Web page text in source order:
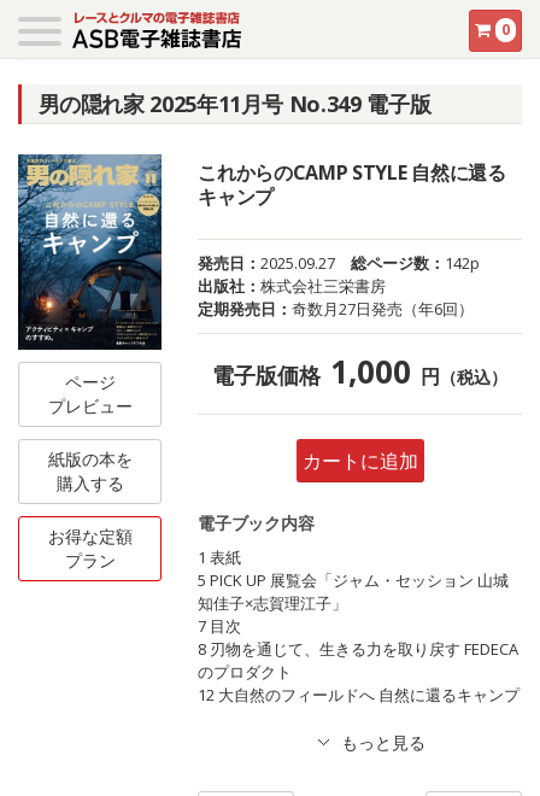
0
男の隠れ家 2025年11月号 No.349 電子版
ページ
プレビュー
紙版の本を
購入する
お得な定額
プラン
これからのCAMP STYLE 自然に還る
キャンプ
発売日：2025.09.27 総ページ数： 142p
出版社：株式会社三栄書房
定期発売日：奇数月27日発売（年6回）
電子版価格 1,000 円 （税込）
カートに追加
電子ブック内容
1 表紙
5 PICK UP 展覧会「ジャム・セッション 山城
知佳子×志賀理江子」
7 目次
8 刃物を通じて、生きる力を取り戻す FEDECA
のプロダクト
12 大自然のフィールドへ 自然に還るキャンプ